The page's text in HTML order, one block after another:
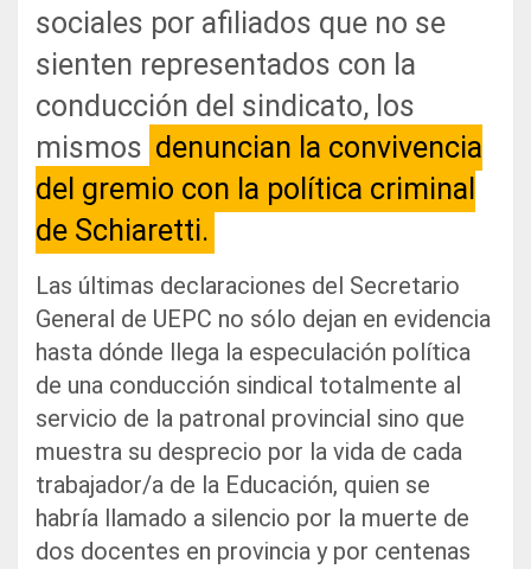
sociales por afiliados que no se
sienten representados con la
conducción del sindicato, los
mismos denuncian la convivencia
del gremio con la política criminal
de Schiaretti.
Las últimas declaraciones del Secretario
General de UEPC no sólo dejan en evidencia
hasta dónde llega la especulación política
de una conducción sindical totalmente al
servicio de la patronal provincial sino que
muestra su desprecio por la vida de cada
trabajador/a de la Educación, quien se
habría llamado a silencio por la muerte de
dos docentes en provincia y por centenas